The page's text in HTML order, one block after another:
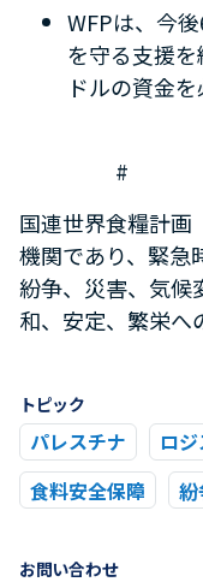
WFPは、今後
を守る支援を
ドルの資金を
#
国連世界食糧計画
機関であり、緊急
紛争、災害、気候
和、安定、繁栄へ
トピック
パレスチナ
ロ
食料安全保障
お問い合わせ